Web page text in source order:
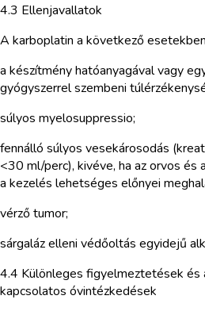
4.3 Ellenjavallatok
A karboplatin a következő
a készítmény hatóanyagával vagy
gyógyszerrel szembeni
súlyos myelosuppressio;
fennálló súlyos vesekárosodás
<30 ml/perc), kivéve, ha az orvos
a kezelés lehetséges előnyei
vérző tumor;
sárgaláz elleni védőoltás egyidejű
4.4 Különleges figyelmeztetések és
kapcsolatos óvintézkedések